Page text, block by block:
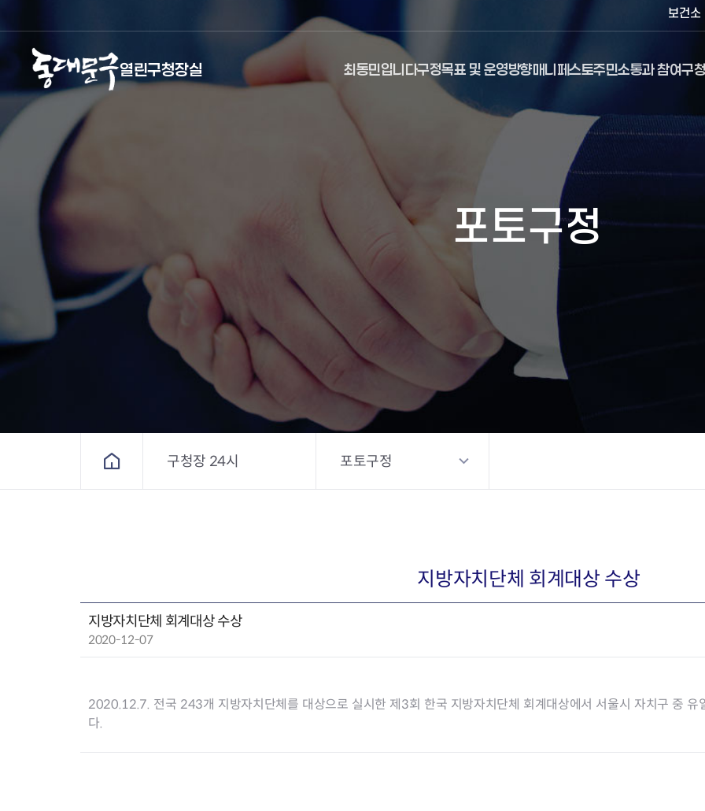
보건소
열린구청장실 주메뉴 최동민입니다구정목표 및 운영방향매니페스토주민소통과 참여구
포토구정
구청장 24시 포토구정
지방자치단체 회계대상 수상
지방자치단체 회계대상 수상
작성일 :
2020-12-07
2020.12.7. 전국 243개 지방자치단체를 대상으로 실시한 제3회 한국 지방자치단체 회계대상에서 서울시 자치구 중
다.